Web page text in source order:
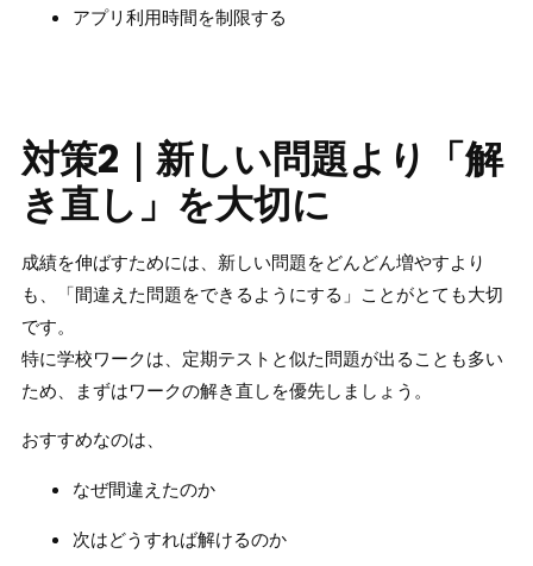
アプリ利用時間を制限する
対策2｜新しい問題より「解
き直し」を大切に
成績を伸ばすためには、新しい問題をどんどん増やすより
も、「間違えた問題をできるようにする」ことがとても大切
です。
特に学校ワークは、定期テストと似た問題が出ることも多い
ため、まずはワークの解き直しを優先しましょう。
おすすめなのは、
なぜ間違えたのか
次はどうすれば解けるのか